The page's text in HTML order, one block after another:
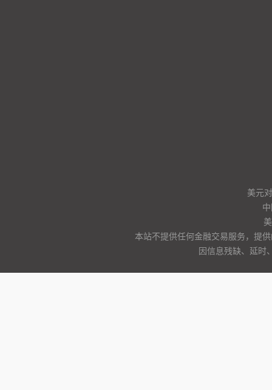
美元
本站不提供任何金融交易服务，提
因信息残缺、延时